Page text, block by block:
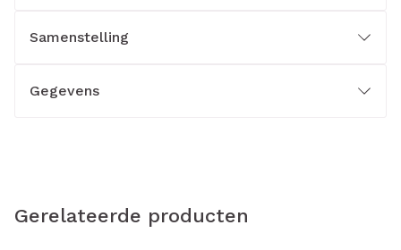
Samenstelling
Gegevens
Gerelateerde producten